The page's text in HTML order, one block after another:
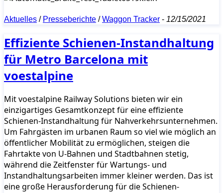
Aktuelles / Presseberichte /Waggon Tracker - 12/15/2021
Effiziente Schienen-Instandhaltung
für Metro Barcelona mit
voestalpine
Mit voestalpine Railway Solutions bieten wir ein
einzigartiges Gesamtkonzept für eine effiziente
Schienen-Instandhaltung für Nahverkehrsunternehmen.
Um Fahrgästen im urbanen Raum so viel wie möglich an
öffentlicher Mobilität zu ermöglichen, steigen die
Fahrtakte von U-Bahnen und Stadtbahnen stetig,
während die Zeitfenster für Wartungs- und
Instandhaltungsarbeiten immer kleiner werden. Das ist
eine große Herausforderung für die Schienen-